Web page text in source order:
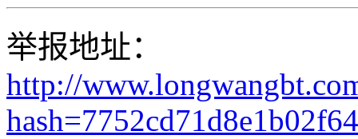
举报地址：
http://